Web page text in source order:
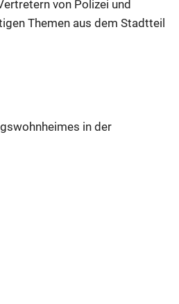
von Polizei und
Themen aus dem Stadtteil
in der